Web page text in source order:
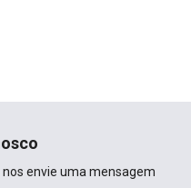
envie uma mensagem